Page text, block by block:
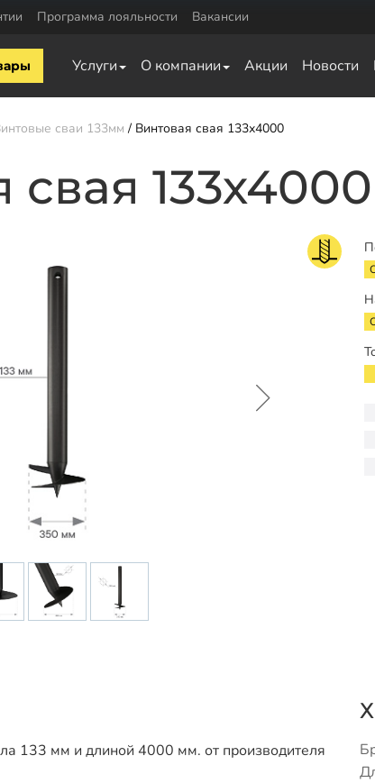
Программа лояльности Вакансии
Услуги О компании Акции Новости
ЖБ сваи 150х150
Обвязка свай
свай
Пластины для свай
Швеллер для обвязки свай
Оголовки
сваи 133мм Винтовая свая 133х4000
свая 133х4000
133 мм и длиной 4000 мм. от производителя